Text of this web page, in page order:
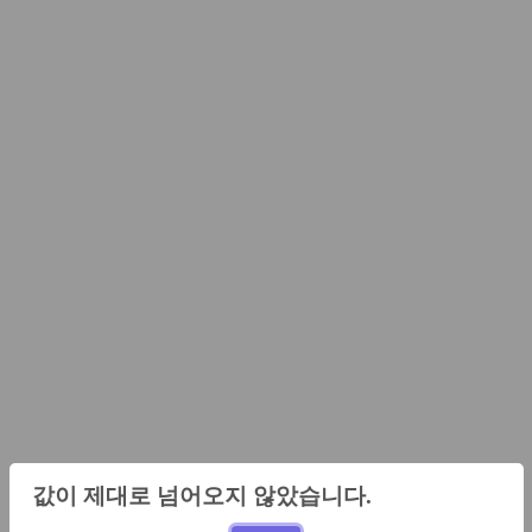
값이 제대로 넘어오지 않았습니다.